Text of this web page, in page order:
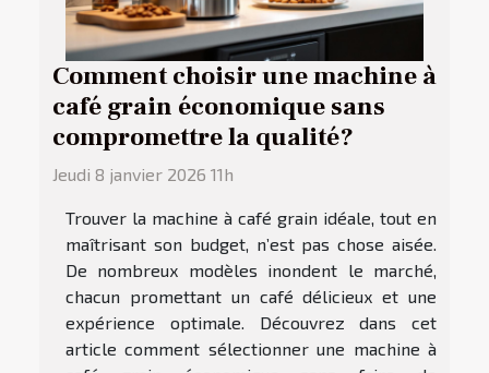
Comment choisir une machine à
café grain économique sans
compromettre la qualité?
Jeudi 8 janvier 2026 11h
Trouver la machine à café grain idéale, tout en
maîtrisant son budget, n’est pas chose aisée.
De nombreux modèles inondent le marché,
chacun promettant un café délicieux et une
expérience optimale. Découvrez dans cet
article comment sélectionner une machine à